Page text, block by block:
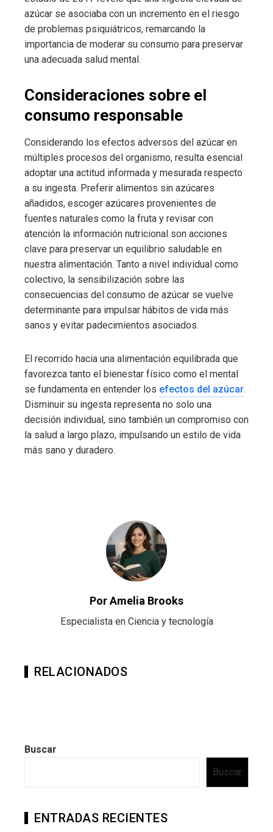
azúcar se asociaba con un incremento en el riesgo
de problemas psiquiátricos, remarcando la
importancia de moderar su consumo para preservar
una adecuada salud mental.
Consideraciones sobre el
consumo responsable
Considerando los efectos adversos del azúcar en
múltiples procesos del organismo, resulta esencial
adoptar una actitud informada y mesurada respecto
a su ingesta. Preferir alimentos sin azúcares
añadidos, escoger azúcares provenientes de
fuentes naturales como la fruta y revisar con
atención la información nutricional son acciones
clave para preservar un equilibrio saludable en
nuestra alimentación. Tanto a nivel individual como
colectivo, la sensibilización sobre las
consecuencias del consumo de azúcar se vuelve
determinante para impulsar hábitos de vida más
sanos y evitar padecimientos asociados.
El recorrido hacia una alimentación equilibrada que
favorezca tanto el bienestar físico como el mental
se fundamenta en entender los efectos del azúcar.
Disminuir su ingesta representa no solo una
decisión individual, sino también un compromiso con
la salud a largo plazo, impulsando un estilo de vida
más sano y duradero.
Por Amelia Brooks
Especialista en Ciencia y tecnología
RELACIONADOS
Buscar
Buscar
ENTRADAS RECIENTES